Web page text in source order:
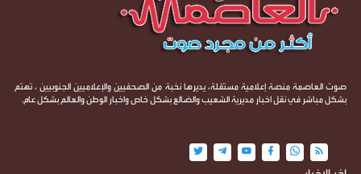
صوت العاصمة منصة إعلامية مستقلة، يديرها نخبة من الصحفيين والإعلاميين الجنوبيين ، تهتم
بشكل مباشر في نقل اخبار مديرية الشعيب والضالع بشكل خاص واخبار الوطن والعالم بشكل عام.